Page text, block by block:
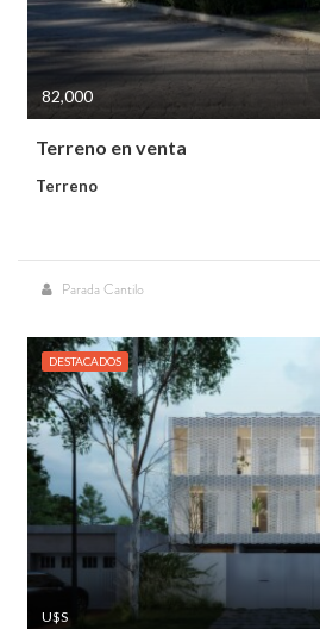
82,000
Terreno en venta
Terreno
Parada Cantilo
DESTACADOS
U$S